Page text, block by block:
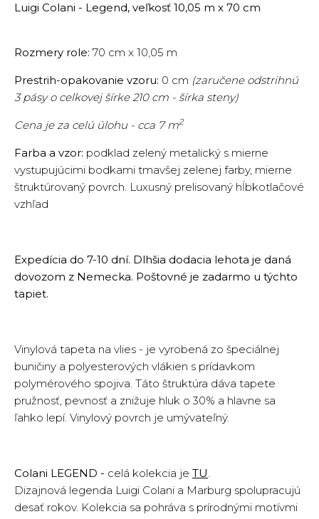
Luigi Colani - Legend, veľkosť 10,05 m x 70 cm
Rozmery role: 70 cm x 10,05 m
Prestrih-opakovanie vzoru: 0 cm (zaručene odstrihnú
3 pásy o celkovej šírke 210 cm - šírka steny)
Cena je za celú úlohu - cca 7 m2
Farba a vzor: podklad zelený metalický s mierne
vystupujúcimi bodkami tmavšej zelenej farby, mierne
štruktúrovaný povrch. Luxusný prelisovaný hĺbkotlačové
vzhľad
Expedícia do 7-10 dní. Dlhšia dodacia lehota je daná
dovozom z Nemecka. Poštovné je zadarmo u týchto
tapiet.
Vinylová tapeta na vlies - je vyrobená zo špeciálnej
buničiny a polyesterových vlákien s prídavkom
polymérového spojiva. Táto štruktúra dáva tapete
pružnosť, pevnosť a znižuje hluk o 30% a hlavne sa
ľahko lepí. Vinylový povrch je umývateľný.
Colani LEGEND - celá kolekcia je TU.
Dizajnová legenda Luigi Colani a Marburg spolupracujú
desať rokov. Kolekcia sa pohráva s prírodnými motívmi